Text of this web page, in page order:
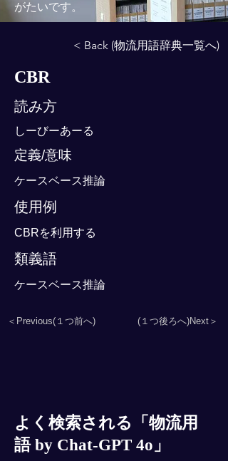
がたいです。
< Back (物流用語辞典一覧へ)
CBR
読み方
しーびーあーる
定義/意味
ケースベース推論
使用例
CBRを利用する
類義語
ケースベース推論
＜Previous(１つ前へ) (１つ後ろへ)Next＞
よく検索される「物流用
語 by Chat-GPT 4o」